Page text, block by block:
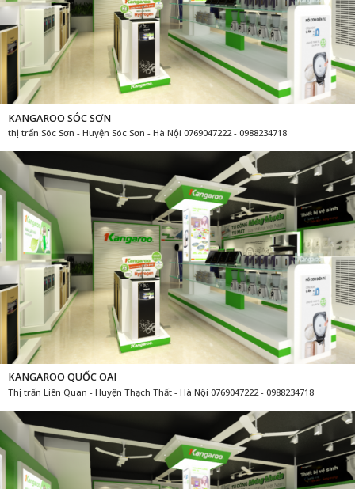
KANGAROO SÓC SƠN
thị trấn Sóc Sơn - Huyện Sóc Sơn - Hà Nội 0769047222 - 0988234718
KANGAROO QUỐC OAI
Thị trấn Liên Quan - Huyện Thạch Thất - Hà Nội 0769047222 - 0988234718